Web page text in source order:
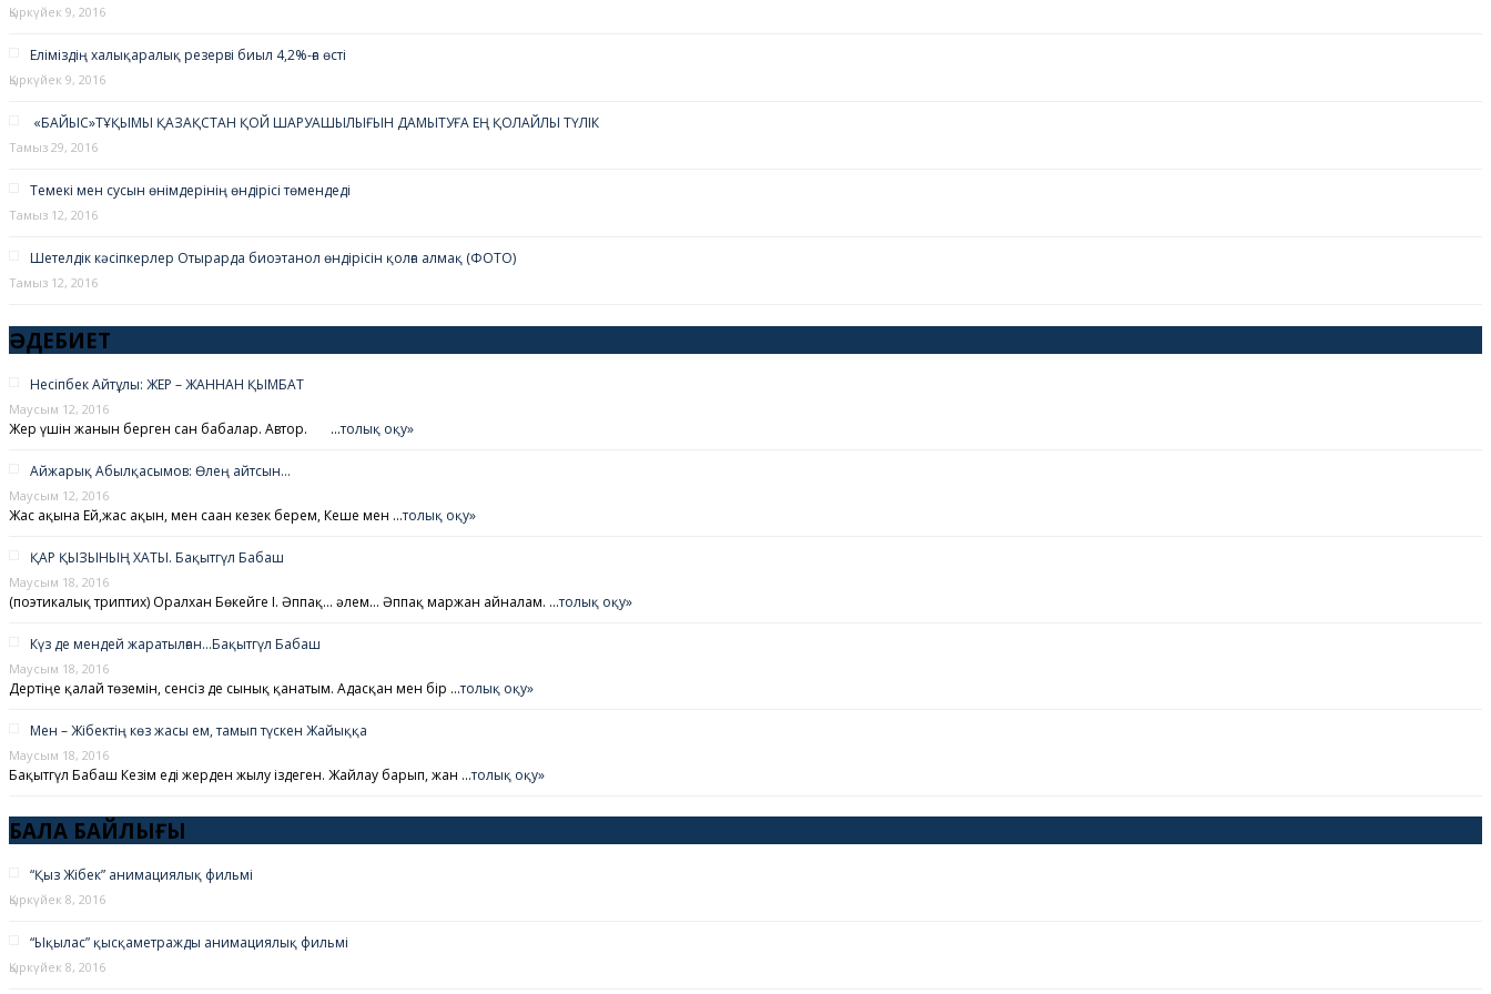
Толық оқу...
Қыркүйек 9, 2016
Еліміздің халықаралық резервi биыл 4,2%-ға өстi
Қыркүйек 9, 2016
«БАЙЫС»ТҰҚЫМЫ ҚАЗАҚСТАН ҚОЙ ШАРУАШЫЛЫҒЫН ДАМЫТУҒА ЕҢ ҚОЛАЙЛЫ ТҮЛІК
Тамыз 29, 2016
Темекі мен сусын өнімдерінің өндірісі төмендеді
Тамыз 12, 2016
Шетелдік кәсіпкерлер Отырарда биоэтанол өндірісін қолға алмақ (ФОТО)
Тамыз 12, 2016
ӘДЕБИЕТ
Несіпбек Айтұлы: ЖЕР – ЖАННАН ҚЫМБАТ
Маусым 12, 2016
Жер үшін жанын берген сан бабалар. Автор. …толық оқу»
Айжарық Абылқасымов: Өлең айтсын…
Маусым 12, 2016
Жас ақынға Ей,жас ақын, мен саған кезек берем, Кеше мен …толық оқу»
ҚАР ҚЫЗЫНЫҢ ХАТЫ. Бақытгүл Бабаш
Маусым 18, 2016
(поэтикалық триптих) Оралхан Бөкейге I. Әппақ… әлем… Әппақ маржан айналам. …толық оқу»
Күз де мендей жаратылған…Бақытгүл Бабаш
Маусым 18, 2016
Дертіңе қалай төземін, сенсіз де сынық қанатым. Адасқан мен бір …толық оқу»
Мен – Жібектің көз жасы ем, тамып түскен Жайыққа
Маусым 18, 2016
Бақытгүл Бабаш Кезім еді жерден жылу іздеген. Жайлау барып, жан …толық оқу»
БАЛА БАЙЛЫҒЫ
“Қыз Жібек” анимациялық фильмі
Қыркүйек 8, 2016
“Ықылас” қысқаметражды анимациялық фильмі
Қыркүйек 8, 2016